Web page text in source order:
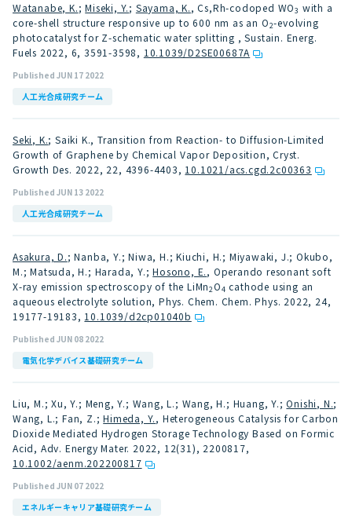
Watanabe, K.;Miseki, Y.; Sayama, K., Cs,Rh-codoped WO3 with a
core-shell structure responsive up to 600 nm as an O2-evolving
photocatalyst for Z-schematic water splitting , Sustain. Energ.
Fuels 2022, 6, 3591-3598, 10.1039/D2SE00687A
Published JUN 17 2022
人工光合成研究チーム
Seki, K.; Saiki K., Transition from Reaction- to Diffusion-Limited
Growth of Graphene by Chemical Vapor Deposition, Cryst.
Growth Des. 2022, 22, 4396-4403, 10.1021/acs.cgd.2c00363
Published JUN 13 2022
人工光合成研究チーム
Asakura, D.; Nanba, Y.; Niwa, H.; Kiuchi, H.; Miyawaki, J.; Okubo,
M.; Matsuda, H.; Harada, Y.;Hosono, E., Operando resonant soft
X-ray emission spectroscopy of the LiMn2O4 cathode using an
aqueous electrolyte solution, Phys. Chem. Chem. Phys. 2022, 24,
19177-19183, 10.1039/d2cp01040b
Published JUN 08 2022
電気化学デバイス基礎研究チーム
Liu, M.; Xu, Y.; Meng, Y.; Wang, L.; Wang, H.; Huang, Y.;Onishi, N.;
Wang, L.; Fan, Z.;Himeda, Y., Heterogeneous Catalysis for Carbon
Dioxide Mediated Hydrogen Storage Technology Based on Formic
Acid, Adv. Energy Mater. 2022, 12(31), 2200817,
10.1002/aenm.202200817
Published JUN 07 2022
エネルギーキャリア基礎研究チーム